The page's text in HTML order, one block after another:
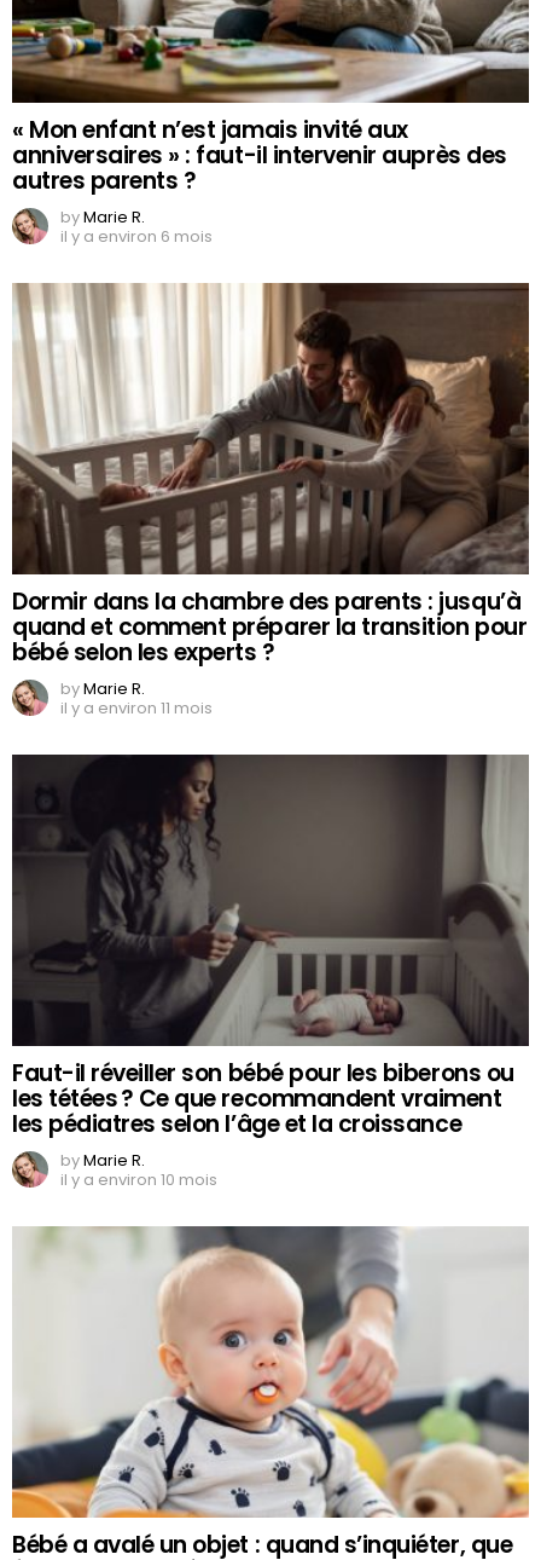
« Mon enfant n’est jamais invité aux
anniversaires » : faut-il intervenir auprès des
autres parents ?
byMarie R.
il y a environ 6 mois
Dormir dans la chambre des parents : jusqu’à
quand et comment préparer la transition pour
bébé selon les experts ?
byMarie R.
il y a environ 11 mois
Faut-il réveiller son bébé pour les biberons ou
les tétées ? Ce que recommandent vraiment
les pédiatres selon l’âge et la croissance
byMarie R.
il y a environ 10 mois
Bébé a avalé un objet : quand s’inquiéter, que